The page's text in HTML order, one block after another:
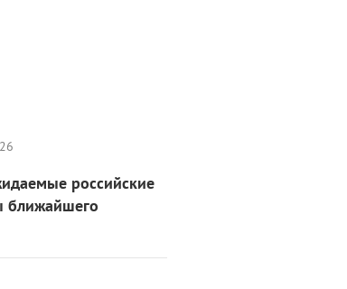
российские
ближайшего